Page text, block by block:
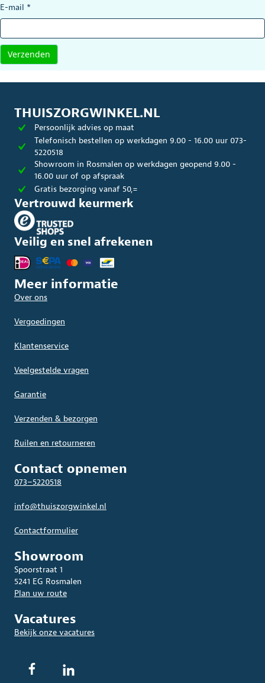
E-mail *
THUISZORGWINKEL.NL
Persoonlijk advies op maat
Telefonisch bestellen op werkdagen 9.00 - 16.00 uur 073-
5220518
Showroom in Rosmalen op werkdagen geopend 9.00 -
16.00 uur of op afspraak
Gratis bezorging vanaf 50,=
Vertrouwd keurmerk
Veilig en snel afrekenen
Meer informatie
Over ons
Vergoedingen
Klantenservice
Veelgestelde vragen
Garantie
Verzenden & bezorgen
Ruilen en retourneren
Contact opnemen
073–5220518
info@thuiszorgwinkel.nl
Contactformulier
Showroom
Spoorstraat 1
5241 EG Rosmalen
Plan uw route
Vacatures
Bekijk onze vacatures